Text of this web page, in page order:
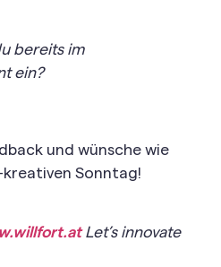
bereits im
ein?
und wünsche wie
Sonntag!
Let’s innovate